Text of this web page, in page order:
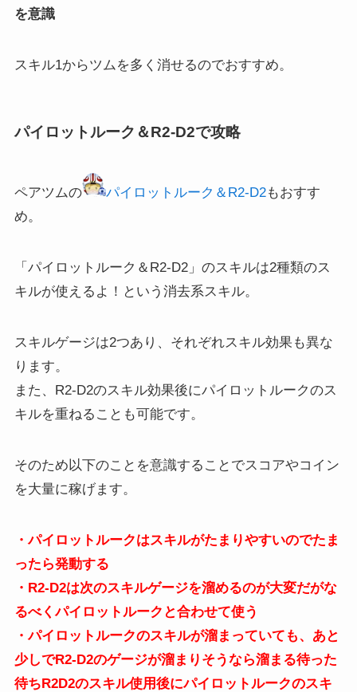
を意識
スキル1からツムを多く消せるのでおすすめ。
パイロットルーク＆R2-D2で攻略
ペアツムの パイロットルーク＆R2-D2もおすす
め。
「 パイロットルーク＆R2-D2」のスキルは2種類のス
キルが使えるよ！という消去系スキル。
スキルゲージは2つあり、それぞれスキル効果も異な
ります。
また、R2-D2のスキル効果後にパイロットルークのス
キルを重ねることも可能です。
そのため以下のことを意識することでスコアやコイン
を大量に稼げます。
・パイロットルークはスキルがたまりやすいのでたま
ったら発動する
・R2-D2は次のスキルゲージを溜めるのが大変だがな
るべくパイロットルークと合わせて使う
・パイロットルークのスキルが溜まっていても、あと
少しでR2-D2のゲージが溜まりそうなら溜まる待った
待ちR2D2のスキル使用後にパイロットルークのスキ